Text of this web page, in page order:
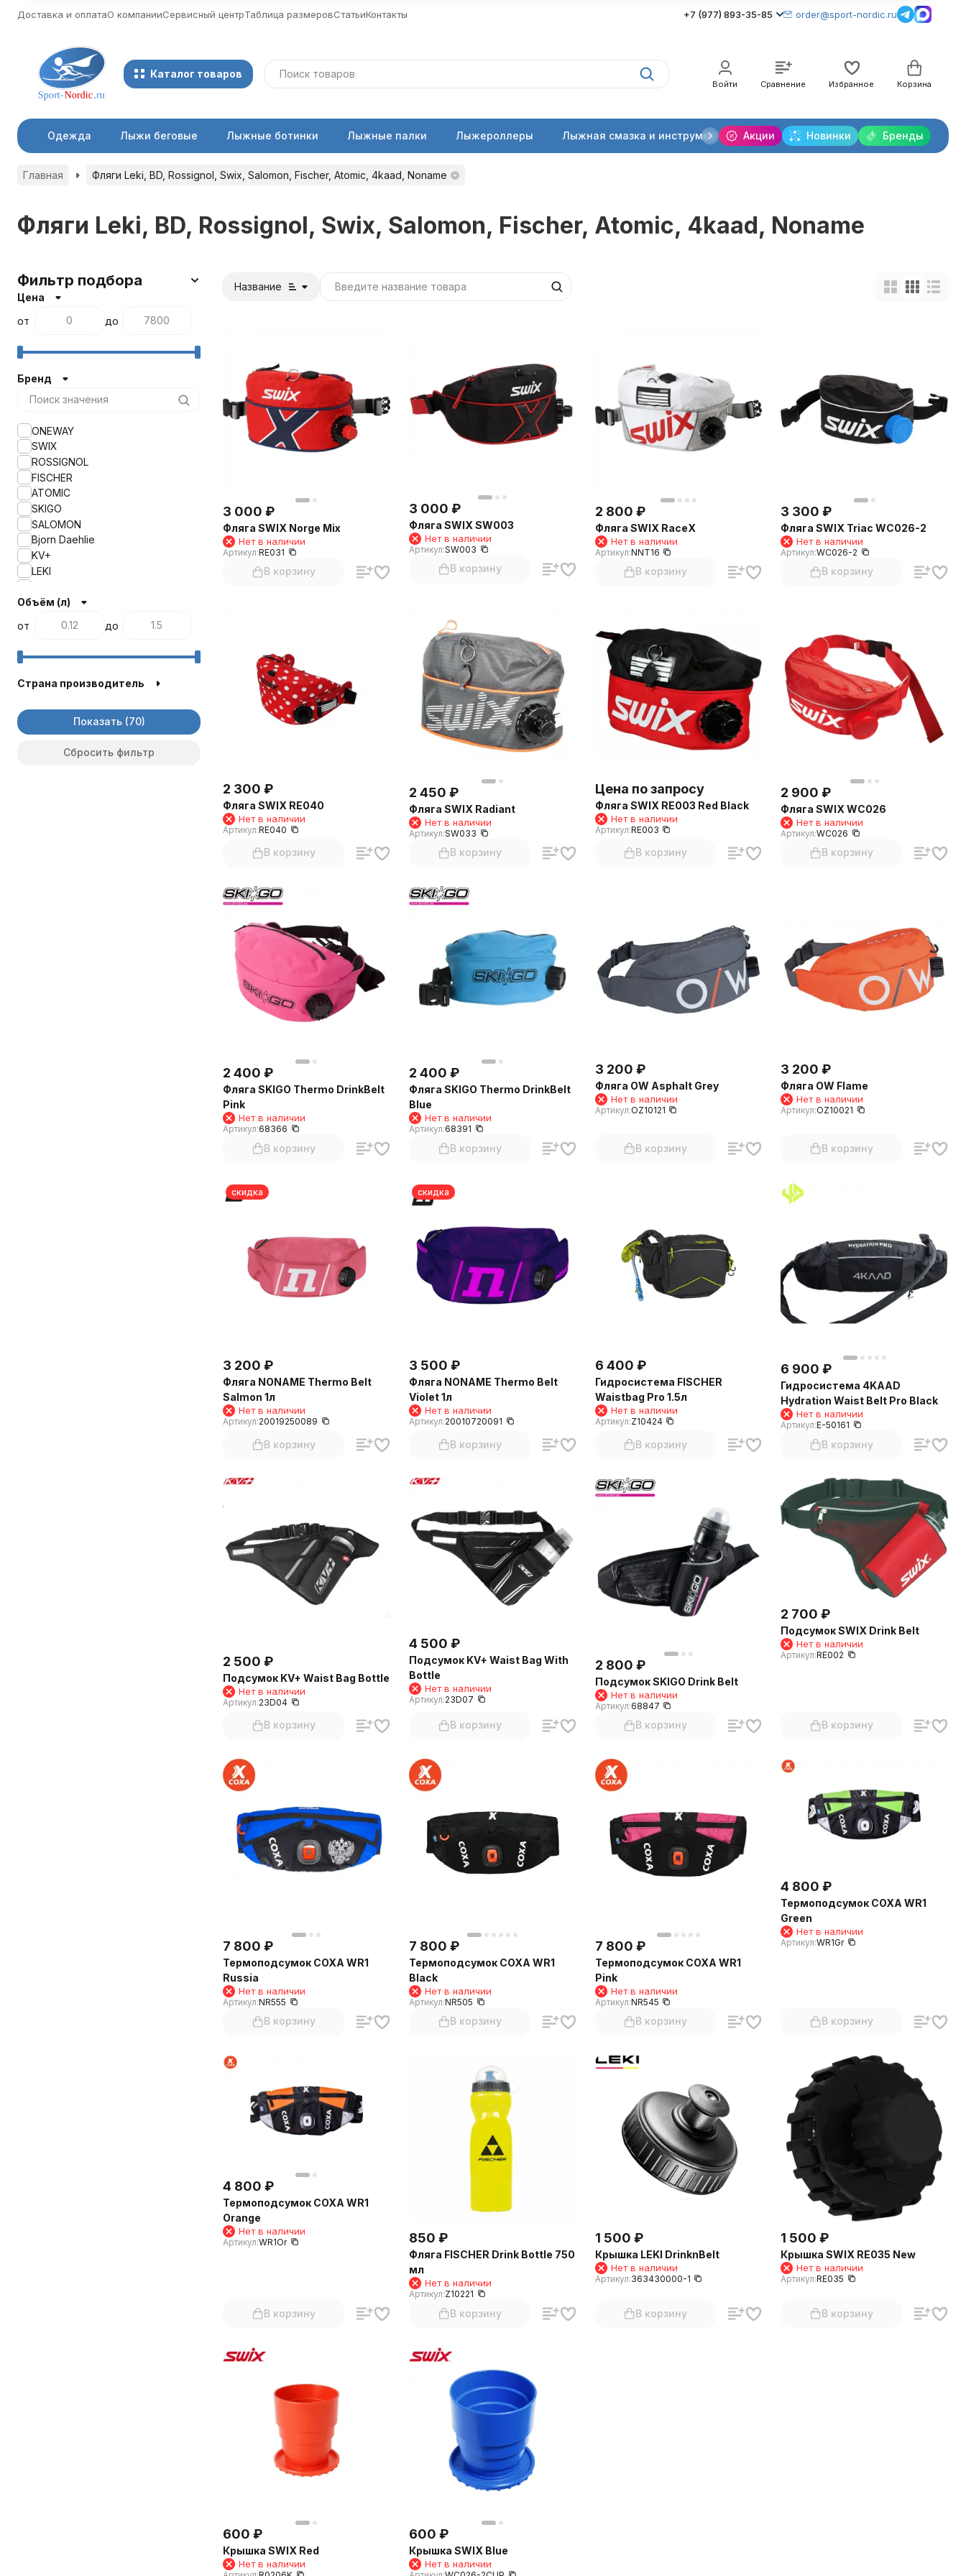
Доставка и оплатаО компанииСервисный центрТаблица размеровСтатьиКонтакты +7 (977) 893-35-85 order@sport-nordic.ru
Каталог товаров
Войти Сравнение Избранное Корзина
Акции Новинки Бренды
Одежда Лыжи беговые Лыжные ботинки Лыжные палки Лыжероллеры Лыжная смазка и инструменты Крепления лыжные Очки и линзы
Главная Фляги Leki, BD, Rossignol, Swix, Salomon, Fischer, Atomic, 4kaad, Noname
Фляги Leki, BD, Rossignol, Swix, Salomon, Fischer, Atomic, 4kaad, Noname
Название
3 000 ₽
Фляга SWIX Norge Mix
Нет в наличии
Артикул:RE031
В корзину
3 000 ₽
Фляга SWIX SW003
Нет в наличии
Артикул:SW003
В корзину
2 800 ₽
Фляга SWIX RaceX
Нет в наличии
Артикул:NNT16
В корзину
3 300 ₽
Фляга SWIX Triac WC026-2
Нет в наличии
Артикул:WC026-2
В корзину
2 300 ₽
Фляга SWIX RE040
Нет в наличии
Артикул:RE040
В корзину
2 450 ₽
Фляга SWIX Radiant
Нет в наличии
Артикул:SW033
В корзину
Цена по запросу
Фляга SWIX RE003 Red Black
Нет в наличии
Артикул:RE003
В корзину
2 900 ₽
Фляга SWIX WC026
Нет в наличии
Артикул:WC026
В корзину
2 400 ₽
Фляга SKIGO Thermo DrinkBelt
Pink
Нет в наличии
Артикул:68366
В корзину
2 400 ₽
Фляга SKIGO Thermo DrinkBelt
Blue
Нет в наличии
Артикул:68391
В корзину
3 200 ₽
Фляга OW Asphalt Grey
Нет в наличии
Артикул:OZ10121
В корзину
3 200 ₽
Фляга OW Flame
Нет в наличии
Артикул:OZ10021
В корзину
скидка
3 200 ₽
Фляга NONAME Thermo Belt
Salmon 1л
Нет в наличии
Артикул:20019250089
В корзину
скидка
3 500 ₽
Фляга NONAME Thermo Belt
Violet 1л
Нет в наличии
Артикул:20010720091
В корзину
6 400 ₽
Гидросистема FISCHER
Waistbag Pro 1.5л
Нет в наличии
Артикул:Z10424
В корзину
6 900 ₽
Гидросистема 4KAAD
Hydration Waist Belt Pro Black
Нет в наличии
Артикул:E-50161
В корзину
2 500 ₽
Подсумок KV+ Waist Bag Bottle
Нет в наличии
Артикул:23D04
В корзину
4 500 ₽
Подсумок KV+ Waist Bag With
Bottle
Нет в наличии
Артикул:23D07
В корзину
2 800 ₽
Подсумок SKIGO Drink Belt
Нет в наличии
Артикул:68847
В корзину
2 700 ₽
Подсумок SWIX Drink Belt
Нет в наличии
Артикул:RE002
В корзину
7 800 ₽
Термоподсумок COXA WR1
Russia
Нет в наличии
Артикул:NR555
В корзину
7 800 ₽
Термоподсумок COXA WR1
Black
Нет в наличии
Артикул:NR505
В корзину
7 800 ₽
Термоподсумок COXA WR1
Pink
Нет в наличии
Артикул:NR545
В корзину
4 800 ₽
Термоподсумок COXA WR1
Green
Нет в наличии
Артикул:WR1Gr
В корзину
4 800 ₽
Термоподсумок COXA WR1
Orange
Нет в наличии
Артикул:WR1Or
В корзину
850 ₽
Фляга FISCHER Drink Bottle 750
мл
Нет в наличии
Артикул:Z10221
В корзину
1 500 ₽
Крышка LEKI DrinknBelt
Нет в наличии
Артикул:363430000-1
В корзину
1 500 ₽
Крышка SWIX RE035 New
Нет в наличии
Артикул:RE035
В корзину
600 ₽
Крышка SWIX Red
Нет в наличии
600 ₽
Крышка SWIX Blue
Нет в наличии
Фильтр подбора
Цена
от
до
Бренд
ONEWAY
SWIX
ROSSIGNOL
FISCHER
ATOMIC
SKIGO
SALOMON
Bjorn Daehlie
KV+
LEKI
Nutrend
NONAME
Объём (л)
от
до
Страна производитель
Показать
Сбросить фильтр